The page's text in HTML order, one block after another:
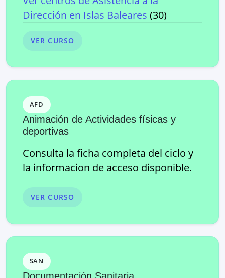
Dirección en Islas Baleares (30)
VER CURSO
AFD
Animación de Actividades físicas y
deportivas
Consulta la ficha completa del ciclo y
la informacion de acceso disponible.
VER CURSO
SAN